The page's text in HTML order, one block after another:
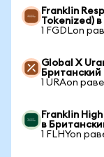
Franklin
Tokenized)
1 FGDLon
Global X
1 URAon
Franklin
в
1 FLHYon